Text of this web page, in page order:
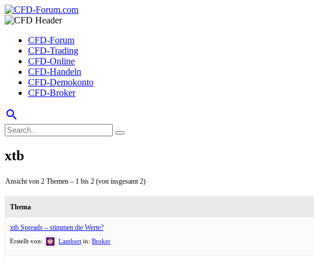
CFD-Forum
CFD-Trading
CFD-Online
CFD-Handeln
CFD-Demokonto
CFD-Broker
search
xtb
Ansicht von 2 Themen – 1 bis 2 (von insgesamt 2)
Thema
xtb Spreads – stimmen die Werte?
Erstellt von: Lambert in: Broker